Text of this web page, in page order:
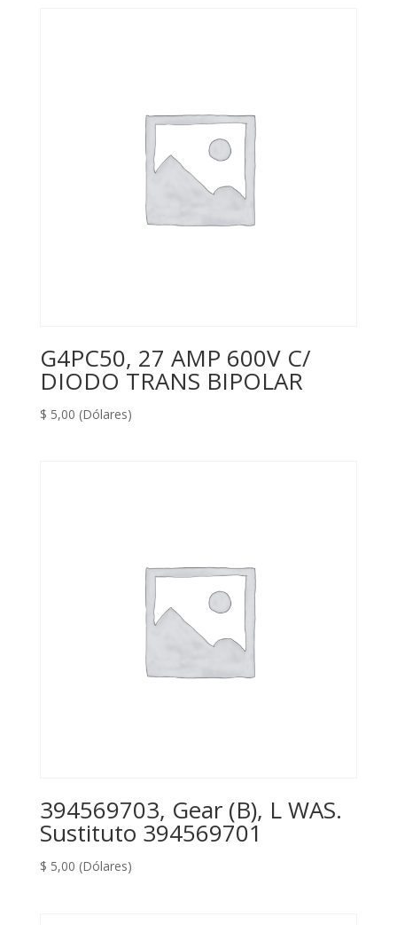
G4PC50, 27 AMP 600V C/
DIODO TRANS BIPOLAR
$ 5,00 (Dólares)
394569703, Gear (B), L WAS.
Sustituto 394569701
$ 5,00 (Dólares)